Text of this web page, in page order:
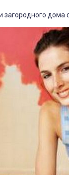
дома